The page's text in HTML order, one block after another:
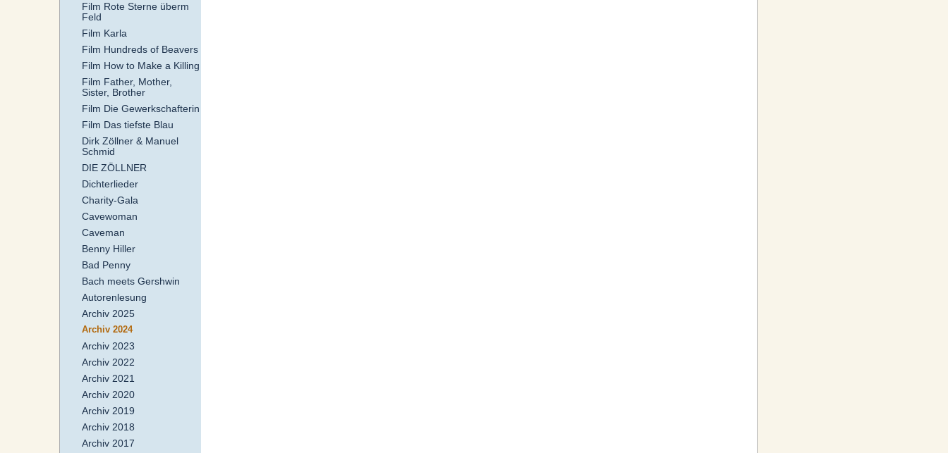
Film Rote Sterne überm
Feld
Film Karla
Film Hundreds of Beavers
Film How to Make a Killing
Film Father, Mother,
Sister, Brother
Film Die Gewerkschafterin
Film Das tiefste Blau
Dirk Zöllner & Manuel
Schmid
DIE ZÖLLNER
Dichterlieder
Charity-Gala
Cavewoman
Caveman
Benny Hiller
Bad Penny
Bach meets Gershwin
Autorenlesung
Archiv 2025
Archiv 2024
Archiv 2023
Archiv 2022
Archiv 2021
Archiv 2020
Archiv 2019
Archiv 2018
Archiv 2017